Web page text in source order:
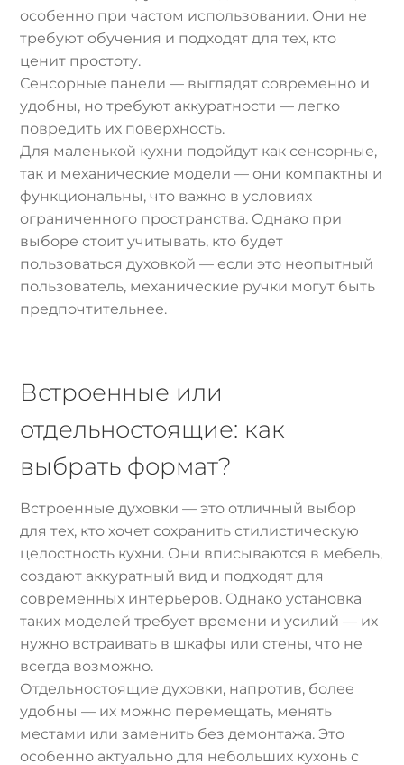
особенно при частом использовании. Они не
требуют обучения и подходят для тех, кто
ценит простоту.
Сенсорные панели — выглядят современно и
удобны, но требуют аккуратности — легко
повредить их поверхность.
Для маленькой кухни подойдут как сенсорные,
так и механические модели — они компактны и
функциональны, что важно в условиях
ограниченного пространства. Однако при
выборе стоит учитывать, кто будет
пользоваться духовкой — если это неопытный
пользователь, механические ручки могут быть
предпочтительнее.
Встроенные или
отдельностоящие: как
выбрать формат?
Встроенные духовки — это отличный выбор
для тех, кто хочет сохранить стилистическую
целостность кухни. Они вписываются в мебель,
создают аккуратный вид и подходят для
современных интерьеров. Однако установка
таких моделей требует времени и усилий — их
нужно встраивать в шкафы или стены, что не
всегда возможно.
Отдельностоящие духовки, напротив, более
удобны — их можно перемещать, менять
местами или заменить без демонтажа. Это
особенно актуально для небольших кухонь с